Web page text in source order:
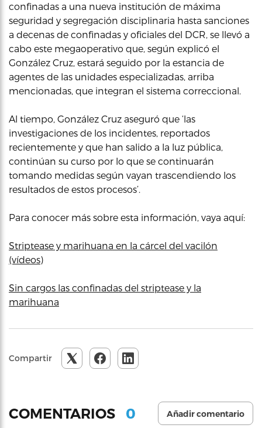
confinadas a una nueva institución de máxima
seguridad y segregación disciplinaria hasta sanciones
a decenas de confinadas y oficiales del DCR, se llevó a
cabo este megaoperativo que, según explicó el
González Cruz, estará seguido por la estancia de
agentes de las unidades especializadas, arriba
mencionadas, que integran el sistema correccional.
Al tiempo, González Cruz aseguró que ‘las
investigaciones de los incidentes, reportados
recientemente y que han salido a la luz pública,
continúan su curso por lo que se continuarán
tomando medidas según vayan trascendiendo los
resultados de estos procesos’.
Para conocer más sobre esta información, vaya aquí:
Striptease y marihuana en la cárcel del vacilón
(vídeos)
Sin cargos las confinadas del striptease y la
marihuana
Compartir
COMENTARIOS 0 Añadir comentario